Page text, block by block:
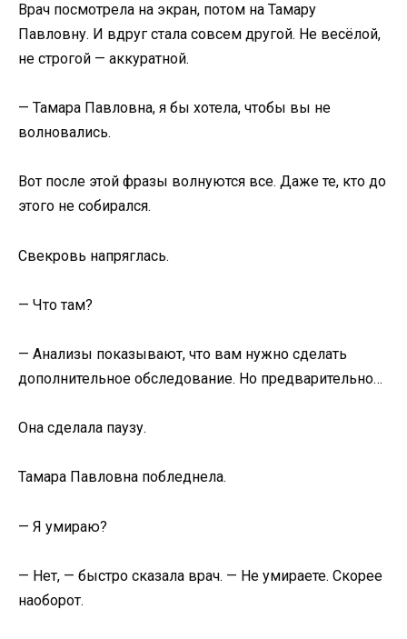
Врач посмотрела на экран, потом на Тамару
Павловну. И вдруг стала совсем другой. Не весёлой,
не строгой — аккуратной.
— Тамара Павловна, я бы хотела, чтобы вы не
волновались.
Вот после этой фразы волнуются все. Даже те, кто до
этого не собирался.
Свекровь напряглась.
— Что там?
— Анализы показывают, что вам нужно сделать
дополнительное обследование. Но предварительно…
Она сделала паузу.
Тамара Павловна побледнела.
— Я умираю?
— Нет, — быстро сказала врач. — Не умираете. Скорее
наоборот.